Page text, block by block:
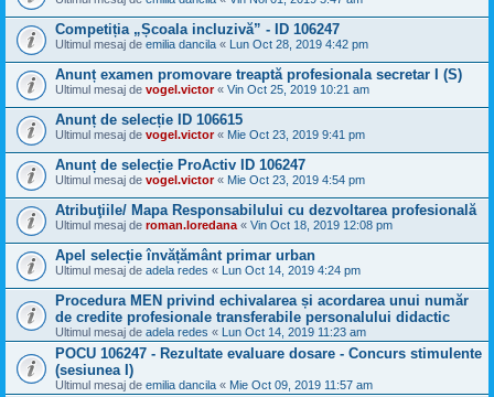
Competiția „Școala incluzivă” - ID 106247
Ultimul mesaj de emilia dancila « Lun Oct 28, 2019 4:42 pm
Anunț examen promovare treaptă profesionala secretar I (S)
Ultimul mesaj de vogel.victor« Vin Oct 25, 2019 10:21 am
Anunț de selecție ID 106615
Ultimul mesaj de vogel.victor« Mie Oct 23, 2019 9:41 pm
Anunț de selecție ProActiv ID 106247
Ultimul mesaj de vogel.victor« Mie Oct 23, 2019 4:54 pm
Atribuţiile/ Mapa Responsabilului cu dezvoltarea profesională
Ultimul mesaj de roman.loredana « Vin Oct 18, 2019 12:08 pm
Apel selecție învățământ primar urban
Ultimul mesaj de adela redes « Lun Oct 14, 2019 4:24 pm
Procedura MEN privind echivalarea și acordarea unui număr
de credite profesionale transferabile personalului didactic
Ultimul mesaj de adela redes « Lun Oct 14, 2019 11:23 am
POCU 106247 - Rezultate evaluare dosare - Concurs stimulente
(sesiunea I)
Ultimul mesaj de emilia dancila « Mie Oct 09, 2019 11:57 am